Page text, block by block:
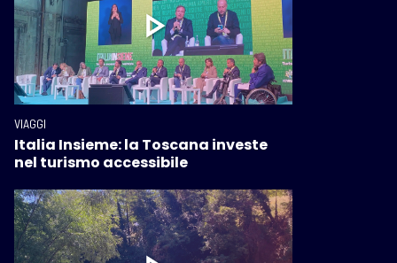
VIAGGI
Italia Insieme: la Toscana investe
nel turismo accessibile